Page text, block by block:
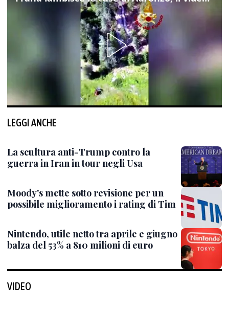
LEGGI ANCHE
La scultura anti-Trump contro la
guerra in Iran in tour negli Usa
Moody's mette sotto revisione per un
possibile miglioramento i rating di Tim
Nintendo, utile netto tra aprile e giugno
balza del 53% a 810 milioni di euro
VIDEO